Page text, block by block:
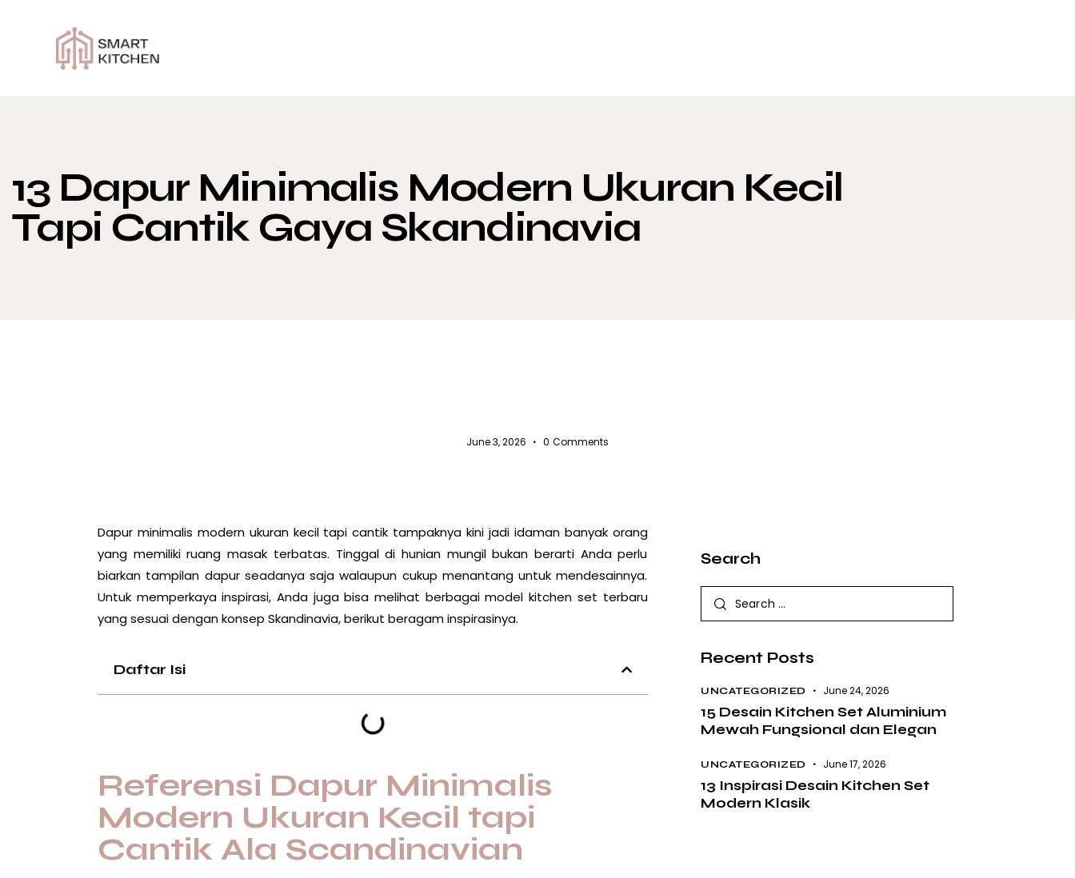
13 Dapur Minimalis Modern Ukuran Kecil
Tapi Cantik Gaya Skandinavia
June 3, 2026 0 Comments
Dapur minimalis modern ukuran kecil tapi cantik tampaknya kini jadi idaman banyak orang
yang memiliki ruang masak terbatas. Tinggal di hunian mungil bukan berarti Anda perlu
biarkan tampilan dapur seadanya saja walaupun cukup menantang untuk mendesainnya.
Untuk memperkaya inspirasi, Anda juga bisa melihat berbagaimodel kitchen set terbaru
yang sesuai dengan konsep Skandinavia, berikut beragam inspirasinya.
Daftar Isi
Referensi Dapur Minimalis
Modern Ukuran Kecil tapi
Cantik Ala Scandinavian
Search
Recent Posts
UNCATEGORIZED June 24, 2026
15 Desain Kitchen Set Aluminium
Mewah Fungsional dan Elegan
UNCATEGORIZED June 17, 2026
13 Inspirasi Desain Kitchen Set
Modern Klasik